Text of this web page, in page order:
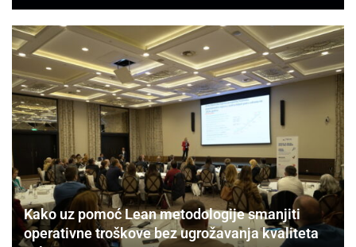
Kako uz pomoć Lean metodologije smanjiti
operativne troškove bez ugrožavanja kvaliteta